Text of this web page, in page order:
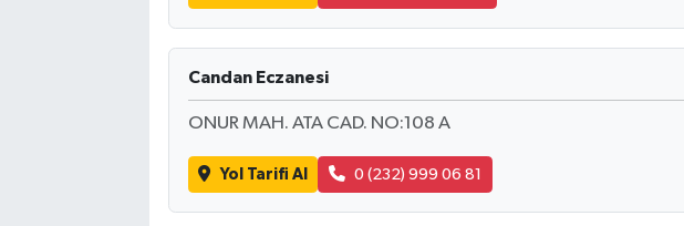
Candan Eczanesi
ONUR MAH. ATA CAD. NO:108 A
Yol Tarifi Al 0 (232) 999 06 81